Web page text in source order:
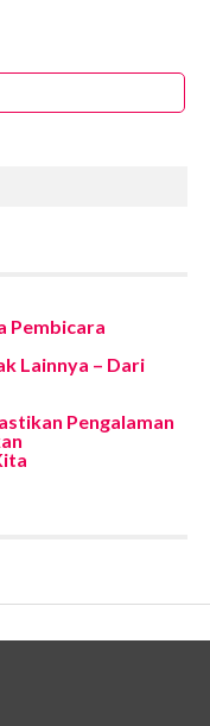
Pembicara
Lainnya – Dari
Pengalaman